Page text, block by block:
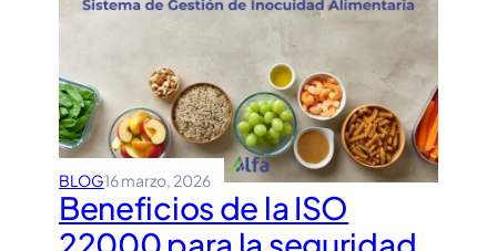
según
BLOG16 marzo, 2026
Beneficios de la ISO